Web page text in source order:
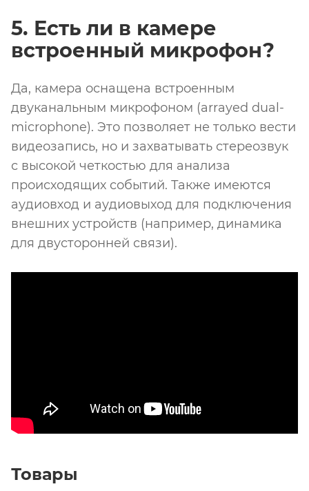
5. Есть ли в камере
встроенный микрофон?
Да, камера оснащена встроенным
двуканальным микрофоном (arrayed dual-
microphone). Это позволяет не только вести
видеозапись, но и захватывать стереозвук
с высокой четкостью для анализа
происходящих событий. Также имеются
аудиовход и аудиовыход для подключения
внешних устройств (например, динамика
для двусторонней связи).
Товары